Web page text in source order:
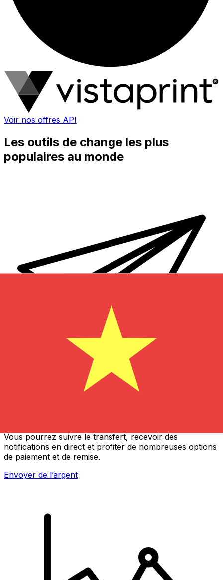
Voir nos offres API
Les outils de change les plus
populaires au monde
Vous pourrez suivre le transfert, recevoir des
notifications en direct et profiter de nombreuses options
de paiement et de remise.
Envoyer de l’argent